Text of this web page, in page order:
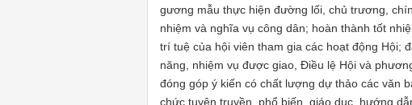
gương mẫu thực hiện đường lối, chủ trương,
nhiệm và nghĩa vụ công dân; hoàn thành tốt
trí tuệ của hội viên tham gia các hoạt động Hội;
năng, nhiệm vụ được giao, Điều lệ Hội và
đóng góp ý kiến có chất lượng dự thảo các văn
chức tuyên truyền, phổ biến, giáo dục, hướng